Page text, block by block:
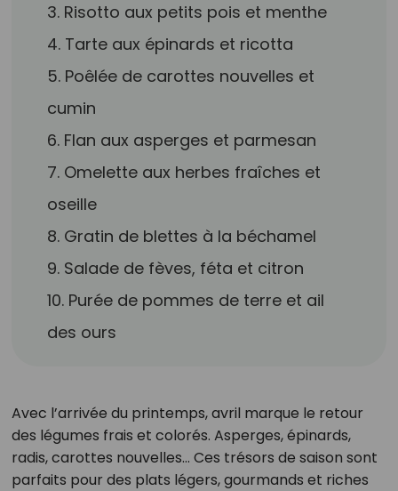
3. Risotto aux petits pois et menthe
4. Tarte aux épinards et ricotta
5. Poêlée de carottes nouvelles et
cumin
6. Flan aux asperges et parmesan
7. Omelette aux herbes fraîches et
oseille
8. Gratin de blettes à la béchamel
9. Salade de fèves, féta et citron
10. Purée de pommes de terre et ail
des ours
Avec l’arrivée du printemps, avril marque le retour
des légumes frais et colorés. Asperges, épinards,
radis, carottes nouvelles… Ces trésors de saison sont
parfaits pour des plats légers, gourmands et riches